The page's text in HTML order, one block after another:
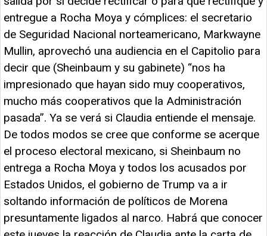
entregue a Rocha Moya y cómplices: el secretario
de Seguridad Nacional norteamericano, Markwayne
Mullin, aprovechó una audiencia en el Capitolio para
decir que (Sheinbaum y su gabinete) “nos ha
impresionado que hayan sido muy cooperativos,
mucho más cooperativos que la Administración
pasada”. Ya se verá si Claudia entiende el mensaje.
De todos modos se cree que conforme se acerque
el proceso electoral mexicano, si Sheinbaum no
entrega a Rocha Moya y todos los acusados por
Estados Unidos, el gobierno de Trump va a ir
soltando información de políticos de Morena
presuntamente ligados al narco. Habrá que conocer